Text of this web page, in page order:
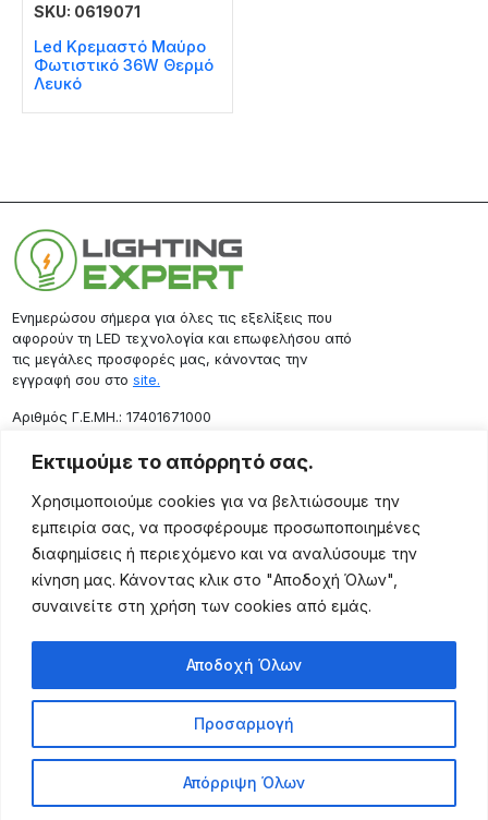
Εκτιμούμε το απόρρητό σας.
Χρησιμοποιούμε cookies για να βελτιώσουμε την
εμπειρία σας, να προσφέρουμε προσωποποιημένες
διαφημίσεις ή περιεχόμενο και να αναλύσουμε την
κίνηση μας. Κάνοντας κλικ στο "Αποδοχή Όλων",
συναινείτε στη χρήση των cookies από εμάς.
Προσαρμογή
Απόρριψη Όλων
Αποδοχή Όλων
SKU: 0619071
Led Κρεμαστό Μαύρο
Φωτιστικό 36W Θερμό
Λευκό
Ενημερώσου σήμερα για όλες τις εξελίξεις που
αφορούν τη LED τεχνολογία και επωφελήσου από
τις μεγάλες προσφορές μας, κάνοντας την
εγγραφή σου στο site.
Aριθμός Γ.Ε.ΜΗ.: 17401671000
Επικοινωνία
Ρόδου 133, Αθήνα 10443
(+30) 211 725 5427
sales@lightingexpert.gr
Χρήσιμες Σελίδες
Προϊόντα
Τρόποι Αποστολής